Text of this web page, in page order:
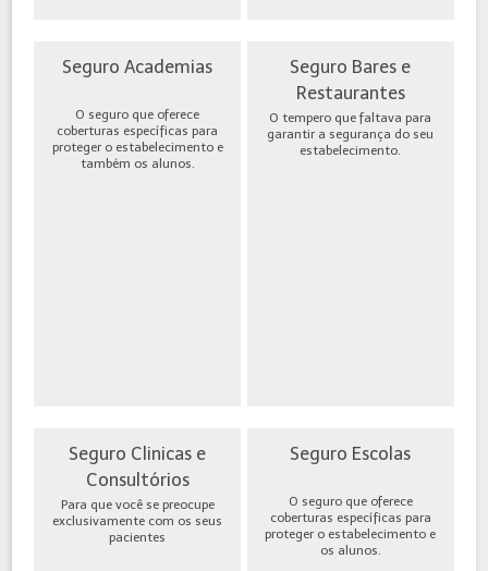
Seguro Academias
O seguro que oferece
coberturas específicas para
proteger o estabelecimento e
também os alunos.
Seguro Bares e
Restaurantes
O tempero que faltava para
garantir a segurança do seu
estabelecimento.
Seguro Clinicas e
Consultórios
Para que você se preocupe
exclusivamente com os seus
pacientes
Seguro Escolas
O seguro que oferece
coberturas específicas para
proteger o estabelecimento e
os alunos.